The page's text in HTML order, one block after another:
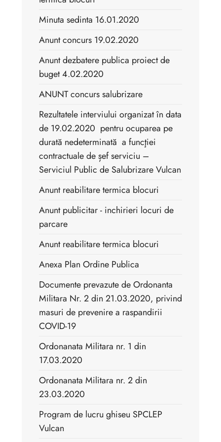
Minuta sedinta 16.01.2020
Anunt concurs 19.02.2020
Anunt dezbatere publica proiect de
buget 4.02.2020
ANUNT concurs salubrizare
Rezultatele interviului organizat în data
de 19.02.2020 pentru ocuparea pe
durată nedeterminată a funcţiei
contractuale de șef serviciu –
Serviciul Public de Salubrizare Vulcan
Anunt reabilitare termica blocuri
Anunt publicitar - inchirieri locuri de
parcare
Anunt reabilitare termica blocuri
Anexa Plan Ordine Publica
Documente prevazute de Ordonanta
Militara Nr. 2 din 21.03.2020, privind
masuri de prevenire a raspandirii
COVID-19
Ordonanata Militara nr. 1 din
17.03.2020
Ordonanata Militara nr. 2 din
23.03.2020
Program de lucru ghiseu SPCLEP
Vulcan